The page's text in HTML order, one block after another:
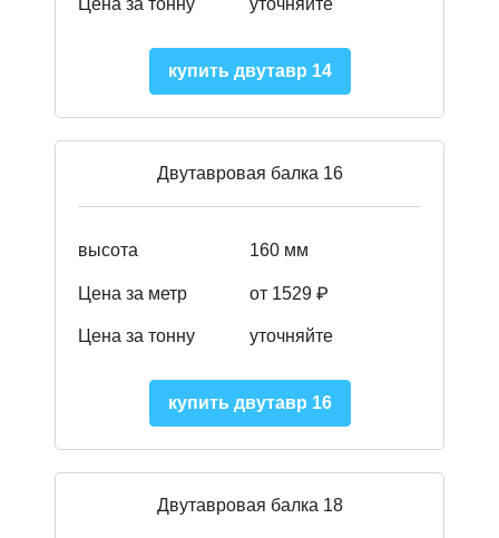
Цена за тонну уточняйте
купить двутавр 14
Двутавровая балка 16
высота 160 мм
Цена за метр от 1529 ₽
Цена за тонну уточняйте
купить двутавр 16
Двутавровая балка 18